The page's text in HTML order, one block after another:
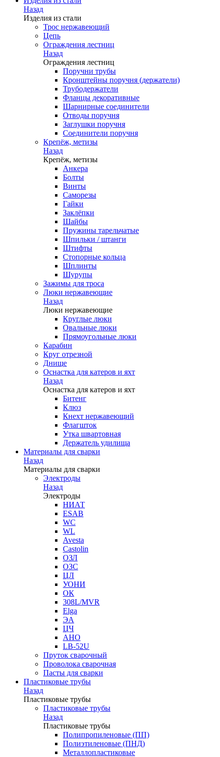
Назад
Изделия из стали
Трос нержавеющий
Цепь
Ограждения лестниц
Назад
Ограждения лестниц
Поручни трубы
Кронштейны поручня (держатели)
Трубодержатели
Фланцы декоративные
Шарнирные соединители
Отводы поручня
Заглушки поручня
Соединители поручня
Крепёж, метизы
Назад
Крепёж, метизы
Анкера
Болты
Винты
Саморезы
Гайки
Заклёпки
Шайбы
Пружины тарельчатые
Шпильки / штанги
Штифты
Стопорные кольца
Шплинты
Шурупы
Зажимы для троса
Люки нержавеющие
Назад
Люки нержавеющие
Круглые люки
Овальные люки
Прямоугольные люки
Карабин
Круг отрезной
Днище
Оснастка для катеров и яхт
Назад
Оснастка для катеров и яхт
Битенг
Клюз
Кнехт нержавеющий
Флагшток
Утка швартовная
Держатель удилища
Материалы для сварки
Назад
Материалы для сварки
Электроды
Назад
Электроды
НИАТ
ESAB
WC
WL
Avesta
Castolin
ОЗЛ
ОЗС
ЦЛ
УОНИ
ОК
308L/MVR
Elga
ЭА
ЦЧ
АНО
LB-52U
Пруток сварочный
Проволока сварочная
Пасты для сварки
Пластиковые трубы
Назад
Пластиковые трубы
Пластиковые трубы
Назад
Пластиковые трубы
Полипропиленовые (ПП)
Полиэтиленовые (ПНД)
Металлопластиковые